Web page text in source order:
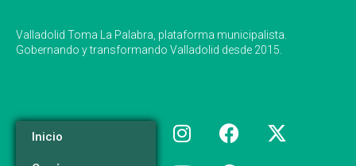
Valladolid Toma La Palabra, plataforma municipalista.
Gobernando y transformando Valladolid desde 2015.
Inicio